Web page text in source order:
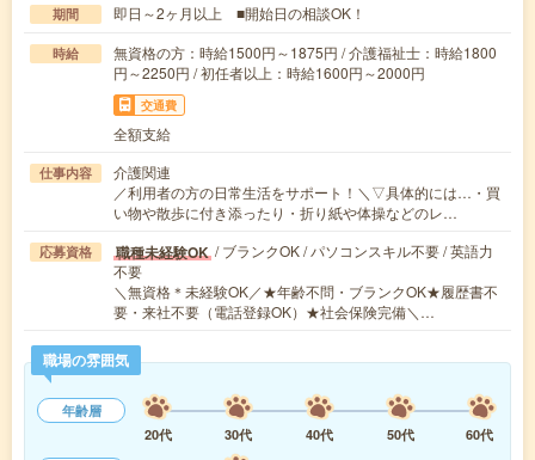
期間 即日～2ヶ月以上 ■開始日の相談OK！
時給
無資格の方：時給1500円～1875円 / 介護福祉士：時給1800
円～2250円 / 初任者以上：時給1600円～2000円
交通費
全額支給
仕事内容
介護関連
／利用者の方の日常生活をサポート！＼▽具体的には…・買
い物や散歩に付き添ったり・折り紙や体操などのレ…
応募資格 職種未経験OK / ブランクOK / パソコンスキル不要 / 英語力
不要
＼無資格＊未経験OK／★年齢不問・ブランクOK★履歴書不
要・来社不要（電話登録OK）★社会保険完備＼…
職場の雰囲気
年齢層
20代
30代 40代 50代
60代